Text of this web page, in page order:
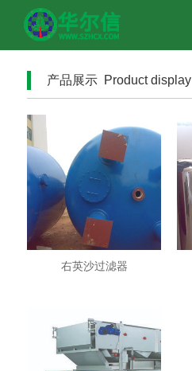
产品展示 Product display
右英沙过滤器